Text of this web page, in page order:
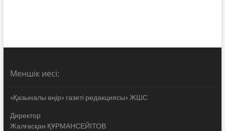
Меншік иесі:
«Қазыналы өңір» газеті редакциясы» ЖШС
Директор
Жалғасқан ҚҰРМАНСЕЙІТОВ